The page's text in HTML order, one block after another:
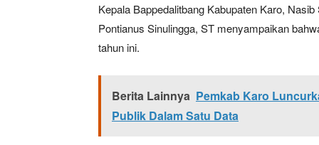
Kepala Bappedalitbang Kabupaten Karo,
Pontianus Sinulingga, ST menyampaikan
tahun ini.
Berita Lainnya Pemkab Karo
Publik Dalam Satu Data